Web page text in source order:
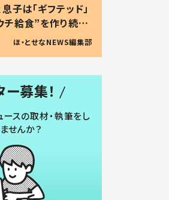
子は「ギフテッド」
給食”を作り続け
の親 #令和の子
ほ・とせなNEWS編集部
ー募集！
ースの取材・執筆をし
せんか？